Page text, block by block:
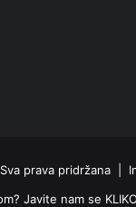
prava pridržana |
Javite nam se